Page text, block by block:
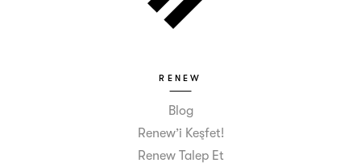
RENEW
Blog
Renew’i Keşfet!
Renew Talep Et